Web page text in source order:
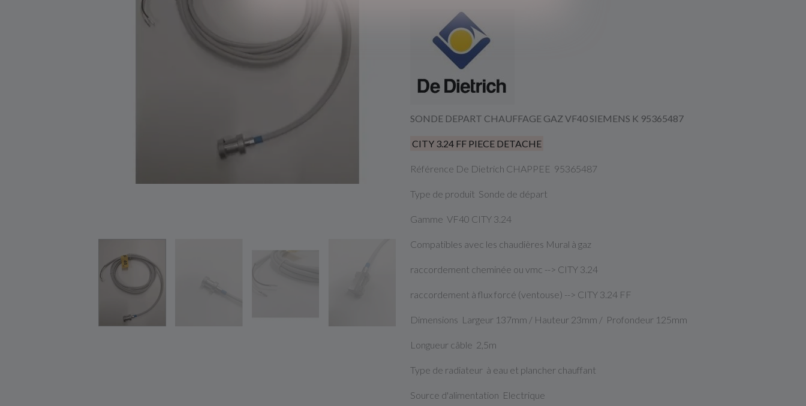
SONDE DEPART CHAUFFAGE GAZ VF40 SIEMENS K 95365487
CITY 3.24 FF PIECE DETACHE
Référence De Dietrich CHAPPEE 95365487
Type de produit Sonde de départ
Gamme VF40 CITY 3.24
Compatibles avec les chaudières Mural à gaz
raccordement cheminée ou vmc --> CITY 3.24
raccordement à flux forcé (ventouse) --> CITY 3.24 FF
Dimensions Largeur 137mm / Hauteur 23mm / Profondeur 125mm
Longueur câble 2,5m
Type de radiateur à eau et plancher chauffant
Source d'alimentation Electrique